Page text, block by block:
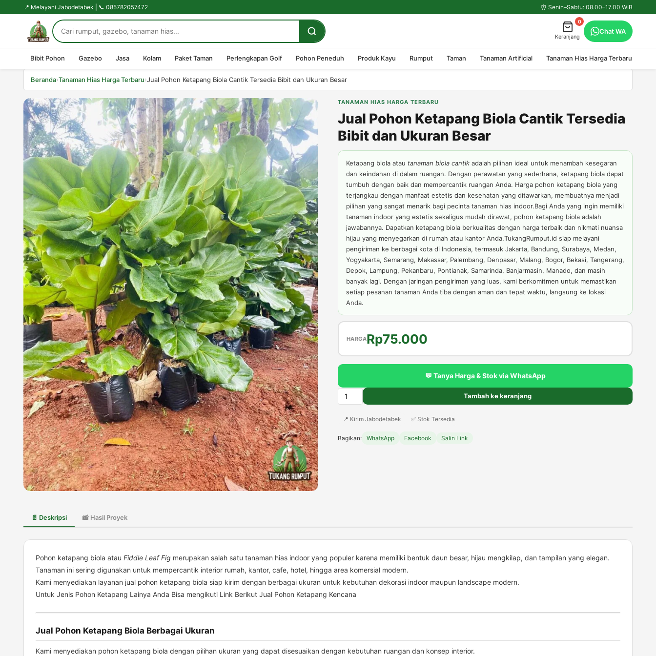
📍 Melayani Jabodetabek | 📞 085782057472 ⏰ Senin–Sabtu: 08.00–17.00 WIB
0
Keranjang
Chat WA
Bibit Pohon Gazebo Jasa Kolam Paket Taman Perlengkapan Golf Pohon Peneduh Produk Kayu Rumput Taman Tanaman Artificial Tanaman Hias Harga Terbaru
Beranda›Tanaman Hias Harga Terbaru›Jual Pohon Ketapang Biola Cantik Tersedia Bibit dan Ukuran Besar
TANAMAN HIAS HARGA TERBARU
Jual Pohon Ketapang Biola Cantik Tersedia
Bibit dan Ukuran Besar
Ketapang biola atau tanaman biola cantik adalah pilihan ideal untuk menambah kesegaran
dan keindahan di dalam ruangan. Dengan perawatan yang sederhana, ketapang biola dapat
tumbuh dengan baik dan mempercantik ruangan Anda. Harga pohon ketapang biola yang
terjangkau dengan manfaat estetis dan kesehatan yang ditawarkan, membuatnya menjadi
pilihan yang sangat menarik bagi pecinta tanaman hias indoor.Bagi Anda yang ingin memiliki
tanaman indoor yang estetis sekaligus mudah dirawat, pohon ketapang biola adalah
jawabannya. Dapatkan ketapang biola berkualitas dengan harga terbaik dan nikmati nuansa
hijau yang menyegarkan di rumah atau kantor Anda.TukangRumput.id siap melayani
pengiriman ke berbagai kota di Indonesia, termasuk Jakarta, Bandung, Surabaya, Medan,
Yogyakarta, Semarang, Makassar, Palembang, Denpasar, Malang, Bogor, Bekasi, Tangerang,
Depok, Lampung, Pekanbaru, Pontianak, Samarinda, Banjarmasin, Manado, dan masih
banyak lagi. Dengan jaringan pengiriman yang luas, kami berkomitmen untuk memastikan
setiap pesanan tanaman Anda tiba dengan aman dan tepat waktu, langsung ke lokasi
Anda.
HARGAHarga
aslinya
Rp75.000
saat
ini
adalah:
Rp75.000.
💬 Tanya Harga & Stok via WhatsApp
Kuantitas
Pohon
Biola
Tambah ke keranjang
📍 Kirim Jabodetabek ✅ Stok Tersedia
Bagikan: WhatsApp Facebook Salin Link
📄 Deskripsi 📸 Hasil Proyek
Pohon ketapang biola atau Fiddle Leaf Fig merupakan salah satu tanaman hias indoor yang populer karena memiliki bentuk daun besar, hijau mengkilap, dan tampilan yang elegan.
Tanaman ini sering digunakan untuk mempercantik interior rumah, kantor, cafe, hotel, hingga area komersial modern.
Kami menyediakan layanan jual pohon ketapang biola siap kirim dengan berbagai ukuran untuk kebutuhan dekorasi indoor maupun landscape modern.
Untuk Jenis Pohon Ketapang Lainya Anda Bisa mengikuti Link Berikut Jual Pohon Ketapang Kencana
Jual Pohon Ketapang Biola Berbagai Ukuran
Kami menyediakan pohon ketapang biola dengan pilihan ukuran yang dapat disesuaikan dengan kebutuhan ruangan dan konsep interior.